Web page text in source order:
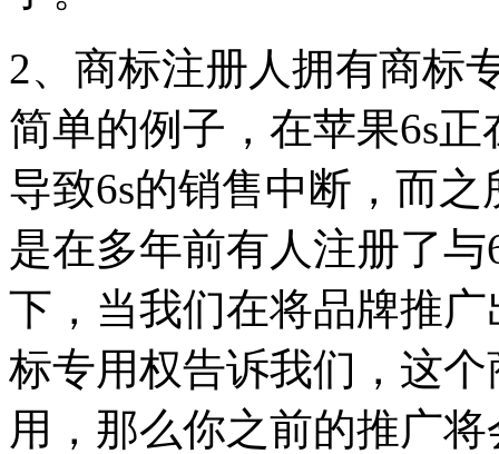
2、商标注册人拥有商标
简单的例子，在苹果6s
导致6s的销售中断，而
是在多年前有人注册了
下，当我们在将品牌推
标专用权告诉我们，这
用，那么你之前的推